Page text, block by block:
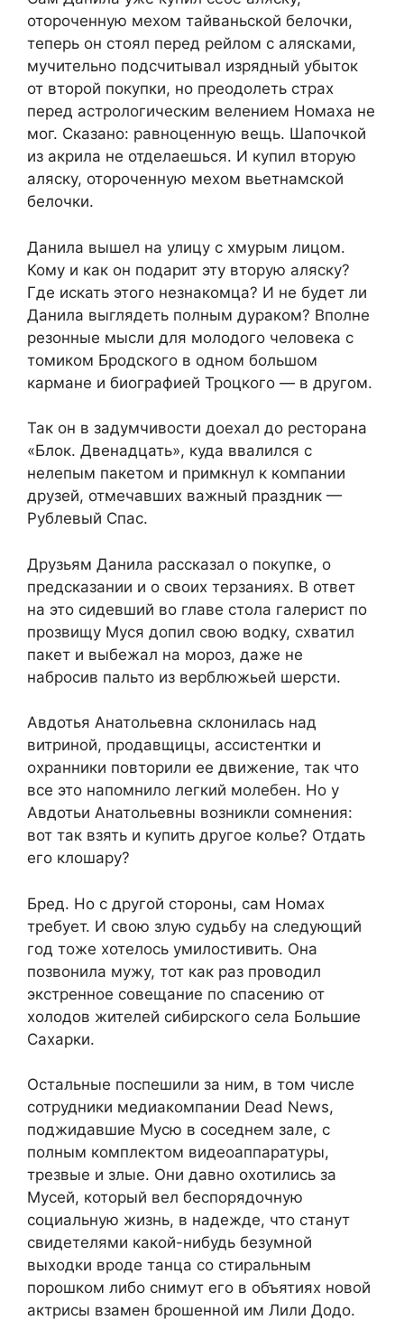
отороченную мехом тайваньской белочки,
теперь он стоял перед рейлом с алясками,
мучительно подсчитывал изрядный убыток
от второй покупки, но преодолеть страх
перед астрологическим велением Номаха не
мог. Сказано: равноценную вещь. Шапочкой
из акрила не отделаешься. И купил вторую
аляску, отороченную мехом вьетнамской
белочки.
Данила вышел на улицу с хмурым лицом.
Кому и как он подарит эту вторую аляску?
Где искать этого незнакомца? И не будет ли
Данила выглядеть полным дураком? Вполне
резонные мысли для молодого человека с
томиком Бродского в одном большом
кармане и биографией Троцкого — в другом.
Так он в задумчивости доехал до ресторана
«Блок. Двенадцать», куда ввалился с
нелепым пакетом и примкнул к компании
друзей, отмечавших важный праздник —
Рублевый Спас.
Друзьям Данила рассказал о покупке, о
предсказании и о своих терзаниях. В ответ
на это сидевший во главе стола галерист по
прозвищу Муся допил свою водку, схватил
пакет и выбежал на мороз, даже не
набросив пальто из верблюжьей шерсти.
Авдотья Анатольевна склонилась над
витриной, продавщицы, ассистентки и
охранники повторили ее движение, так что
все это напомнило легкий молебен. Но у
Авдотьи Анатольевны возникли сомнения:
вот так взять и купить другое колье? Отдать
его клошару?
Бред. Но с другой стороны, сам Номах
требует. И свою злую судьбу на следующий
год тоже хотелось умилостивить. Она
позвонила мужу, тот как раз проводил
экстренное совещание по спасению от
холодов жителей сибирского села Большие
Сахарки.
Остальные поспешили за ним, в том числе
сотрудники медиакомпании Dead News,
поджидавшие Мусю в соседнем зале, с
полным комплектом видеоаппаратуры,
трезвые и злые. Они давно охотились за
Мусей, который вел беспорядочную
социальную жизнь, в надежде, что станут
свидетелями какой-нибудь безумной
выходки вроде танца со стиральным
порошком либо снимут его в объятиях новой
актрисы взамен брошенной им Лили Додо.